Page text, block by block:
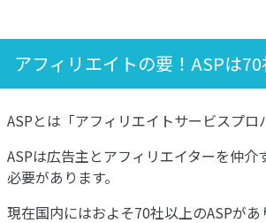
アフィリエイトの要！ASPは
ASPとは「アフィリエイトサービスプロ
ASPは広告主とアフィリエイターを仲
必要があります。
現在国内にはおよそ70社以上のASPがあ